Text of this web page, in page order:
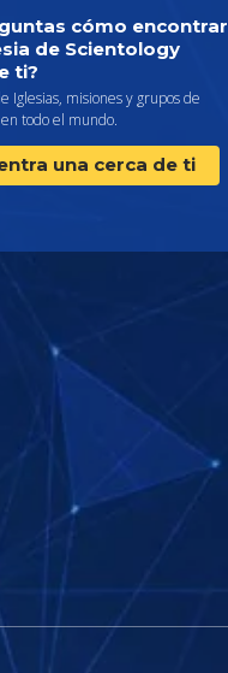
cómo encontrar
de Scientology
ti?
Iglesias, misiones y grupos de
todo el mundo.
una cerca de ti